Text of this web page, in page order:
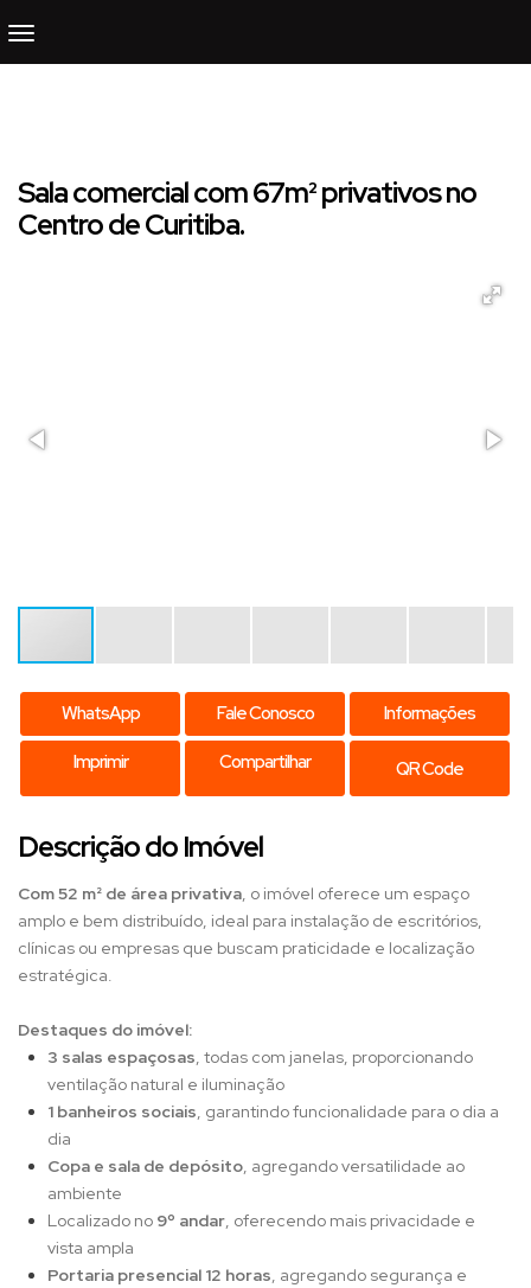
Sala comercial com 67m² privativos no
Centro de Curitiba.
WhatsApp Fale Conosco Informações
Imprimir Compartilhar QR Code
Descrição do Imóvel
Com 52 m² de área privativa, o imóvel oferece um espaço
amplo e bem distribuído, ideal para instalação de escritórios,
clínicas ou empresas que buscam praticidade e localização
estratégica.
Destaques do imóvel:
3 salas espaçosas, todas com janelas, proporcionando
ventilação natural e iluminação
1 banheiros sociais, garantindo funcionalidade para o dia a
dia
Copa e sala de depósito, agregando versatilidade ao
ambiente
Localizado no 9º andar, oferecendo mais privacidade e
vista ampla
Portaria presencial 12 horas, agregando segurança e